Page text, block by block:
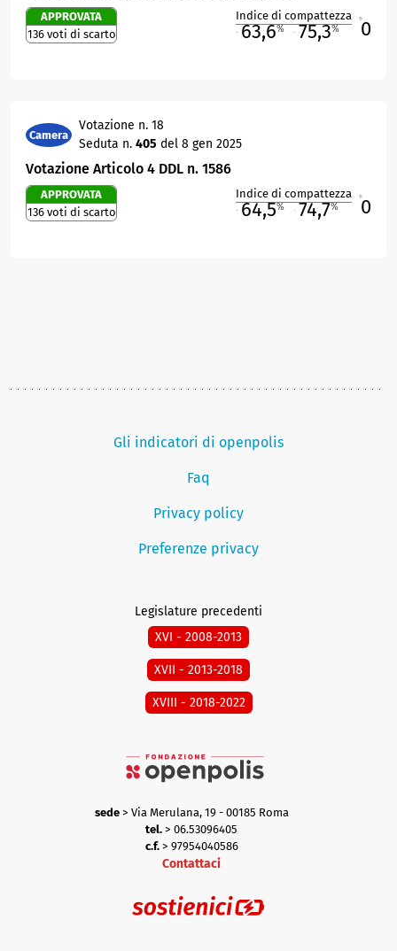
APPROVATA
136 voti di scarto
Indice di compattezza
63,6% 75,3% 0
Camera
Votazione n. 18
Seduta n. 405 del 8 gen 2025
Votazione Articolo 4 DDL n. 1586
APPROVATA
136 voti di scarto
Indice di compattezza
64,5% 74,7% 0
Gli indicatori di openpolis
Faq
Privacy policy
Preferenze privacy
Legislature precedenti
XVI - 2008-2013
XVII - 2013-2018
XVIII - 2018-2022
sede> Via Merulana, 19 - 00185 Roma
tel. > 06.53096405
c.f.> 97954040586
Contattaci